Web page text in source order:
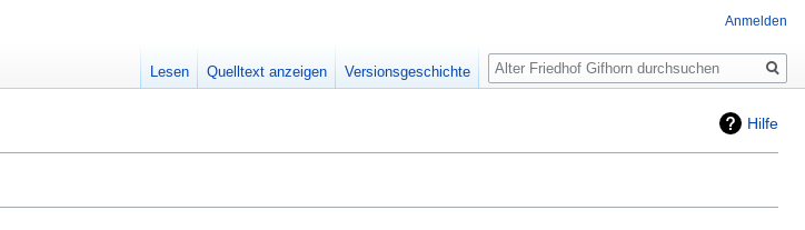
Hilfe
Anmelden
Lesen Quelltext anzeigen Versionsgeschichte
Suche